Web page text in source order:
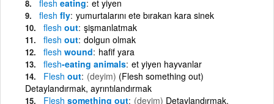
flesh eating et yiyen
flesh fly yumurtalarını ete bırakan kara sinek
flesh out şişmanlatmak
flesh out dolgun olmak
flesh wound hafif yara
flesh-eating animals et yiyen hayvanlar
Flesh out (deyim) (Flesh something out)
Detaylandırmak, ayrıntılandırmak
Flesh something out (deyim) Detaylandırmak,